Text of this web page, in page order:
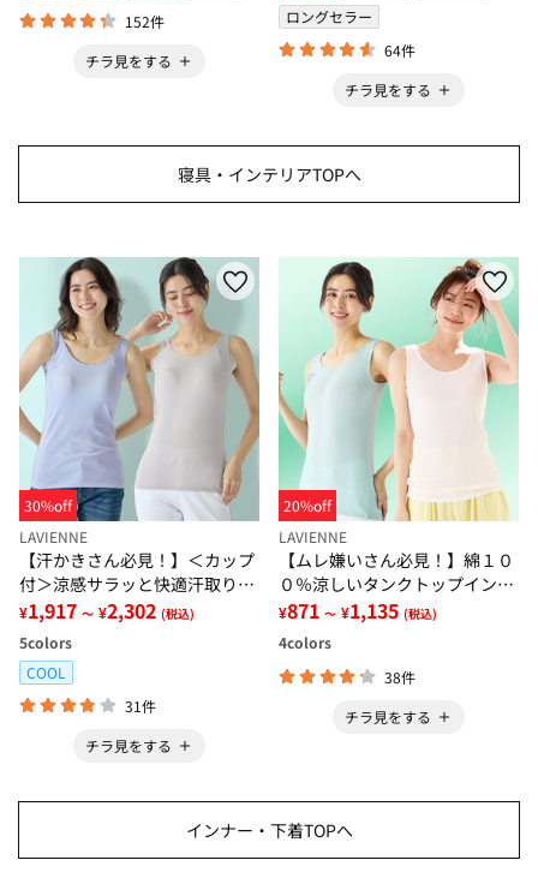
152件
チラ見をする
ロングセラー
64件
チラ見をする
寝具・インテリアTOPへ
30%off
LAVIENNE
【汗かきさん必見！】＜カップ
付＞涼感サラッと快適汗取りタ
ンクトップインナー＜さらりラ
ボ＞
¥1,917 ～ ¥2,302 (税込)
5colors
COOL
31件
チラ見をする
20%off
LAVIENNE
【ムレ嫌いさん必見！】綿１０
０％涼しいタンクトップインナ
ー＜さらりラボ＞
¥871 ～ ¥1,135 (税込)
4colors
38件
チラ見をする
インナー・下着TOPへ